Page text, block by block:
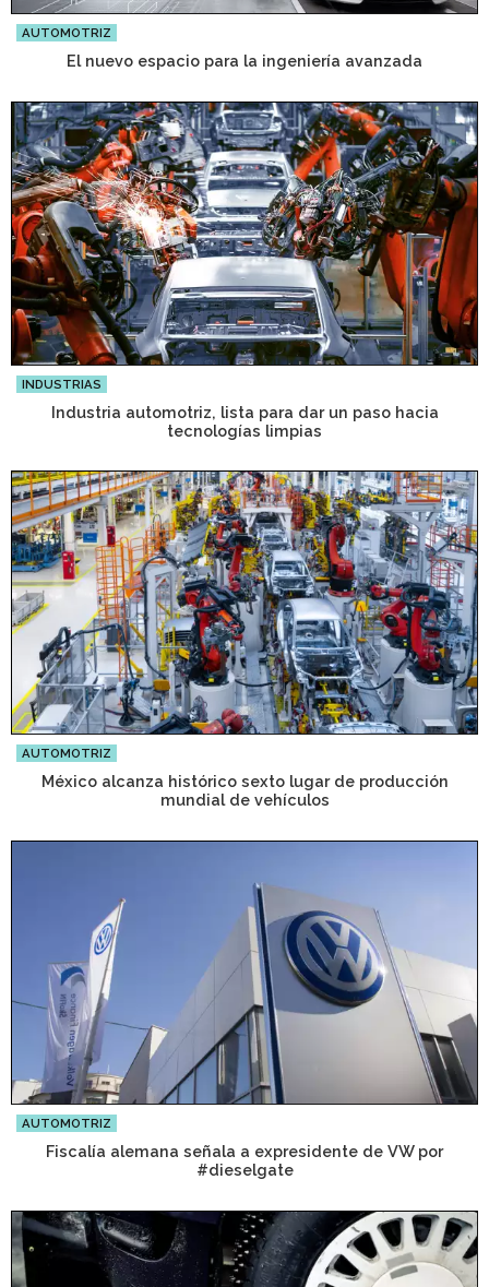
AUTOMOTRIZ
El nuevo espacio para la ingeniería avanzada
INDUSTRIAS
Industria automotriz, lista para dar un paso hacia
tecnologías limpias
AUTOMOTRIZ
México alcanza histórico sexto lugar de producción
mundial de vehículos
AUTOMOTRIZ
Fiscalía alemana señala a expresidente de VW por
#dieselgate